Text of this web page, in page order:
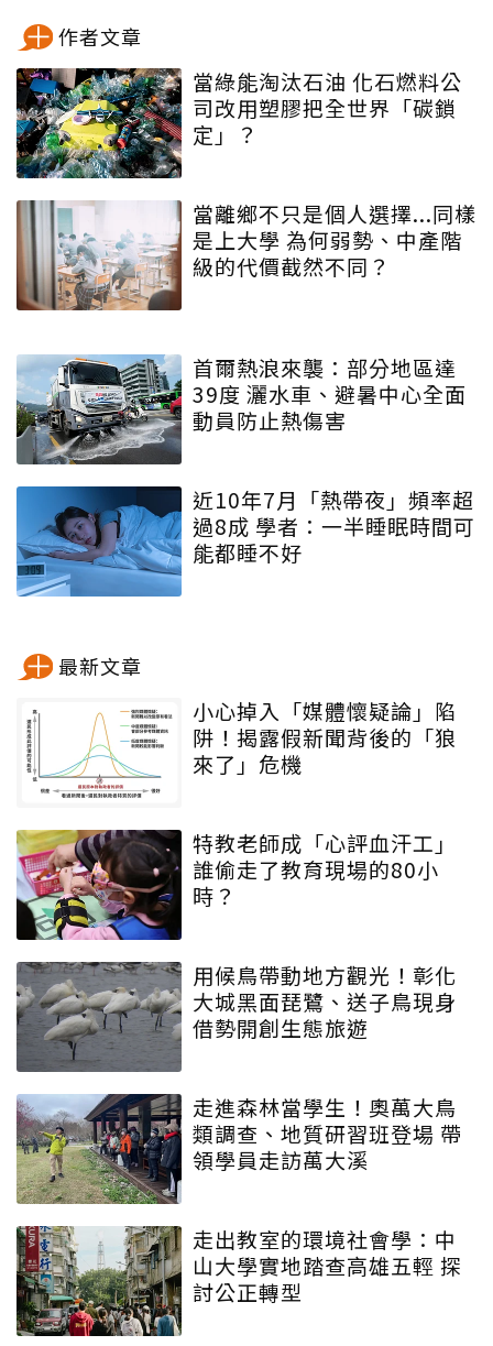
作者文章
當綠能淘汰石油 化石燃料公
司改用塑膠把全世界「碳鎖
定」？
當離鄉不只是個人選擇...同樣
是上大學 為何弱勢、中產階
級的代價截然不同？
首爾熱浪來襲：部分地區達
39度 灑水車、避暑中心全面
動員防止熱傷害
近10年7月「熱帶夜」頻率超
過8成 學者：一半睡眠時間可
能都睡不好
最新文章
小心掉入「媒體懷疑論」陷
阱！揭露假新聞背後的「狼
來了」危機
特教老師成「心評血汗工」
誰偷走了教育現場的80小
時？
用候鳥帶動地方觀光！彰化
大城黑面琵鷺、送子鳥現身
借勢開創生態旅遊
走進森林當學生！奧萬大鳥
類調查、地質研習班登場 帶
領學員走訪萬大溪
走出教室的環境社會學：中
山大學實地踏查高雄五輕 探
討公正轉型